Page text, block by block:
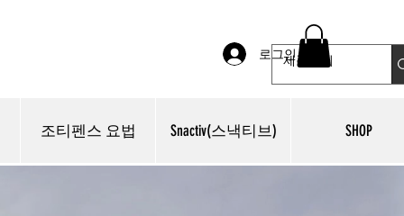
로그인
조티펜스 요법 Snactiv(스낵티브) SHOP